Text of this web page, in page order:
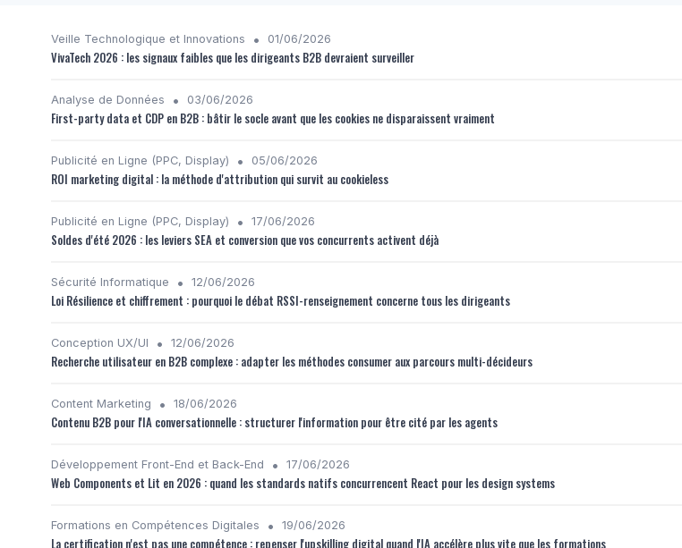
Veille Technologique et Innovations • 01/06/2026
VivaTech 2026 : les signaux faibles que les dirigeants B2B devraient surveiller
Analyse de Données • 03/06/2026
First-party data et CDP en B2B : bâtir le socle avant que les cookies ne disparaissent vraiment
Publicité en Ligne (PPC, Display) • 05/06/2026
ROI marketing digital : la méthode d'attribution qui survit au cookieless
Publicité en Ligne (PPC, Display) • 17/06/2026
Soldes d'été 2026 : les leviers SEA et conversion que vos concurrents activent déjà
Sécurité Informatique • 12/06/2026
Loi Résilience et chiffrement : pourquoi le débat RSSI-renseignement concerne tous les dirigeants
Conception UX/UI • 12/06/2026
Recherche utilisateur en B2B complexe : adapter les méthodes consumer aux parcours multi-décideurs
Content Marketing • 18/06/2026
Contenu B2B pour l'IA conversationnelle : structurer l'information pour être cité par les agents
Développement Front-End et Back-End • 17/06/2026
Web Components et Lit en 2026 : quand les standards natifs concurrencent React pour les design systems
Formations en Compétences Digitales • 19/06/2026
La certification n'est pas une compétence : repenser l'upskilling digital quand l'IA accélère plus vite que les formations